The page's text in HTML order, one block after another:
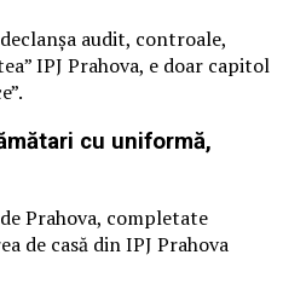
audit, controale,
IPJ Prahova, e doar capitol
cu uniformă,
Prahova, completate
de casă din IPJ Prahova